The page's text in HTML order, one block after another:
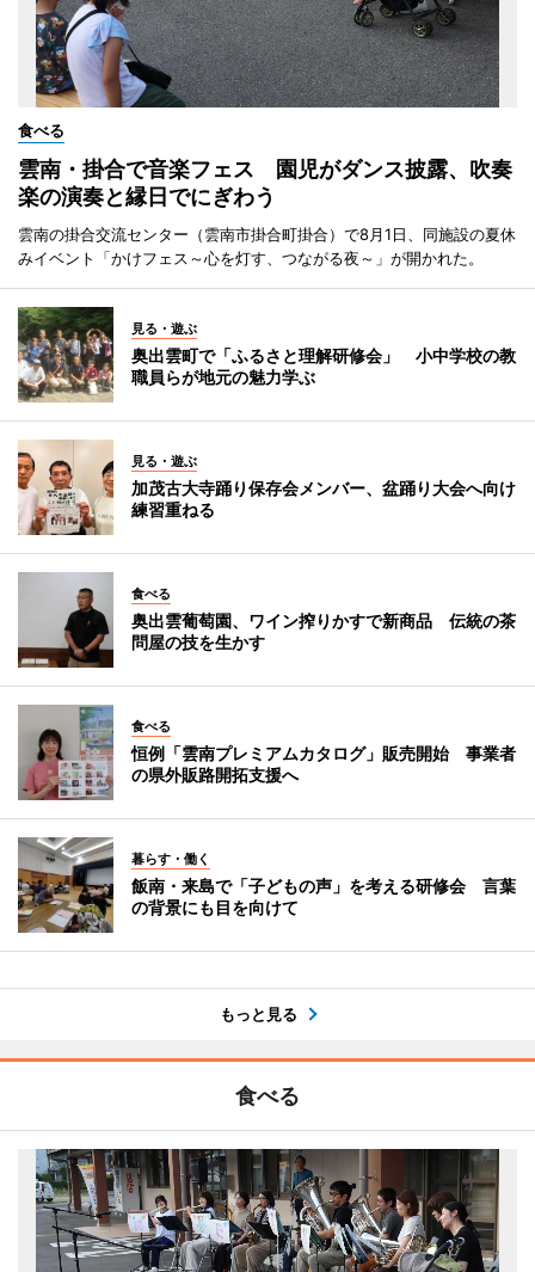
食べる
雲南・掛合で音楽フェス 園児がダンス披露、吹奏
楽の演奏と縁日でにぎわう
雲南の掛合交流センター（雲南市掛合町掛合）で8月1日、同施設の夏休
みイベント「かけフェス～心を灯す、つながる夜～」が開かれた。
見る・遊ぶ
奥出雲町で「ふるさと理解研修会」 小中学校の教
職員らが地元の魅力学ぶ
見る・遊ぶ
加茂古大寺踊り保存会メンバー、盆踊り大会へ向け
練習重ねる
食べる
奥出雲葡萄園、ワイン搾りかすで新商品 伝統の茶
問屋の技を生かす
食べる
恒例「雲南プレミアムカタログ」販売開始 事業者
の県外販路開拓支援へ
暮らす・働く
飯南・来島で「子どもの声」を考える研修会 言葉
の背景にも目を向けて
もっと見る
食べる